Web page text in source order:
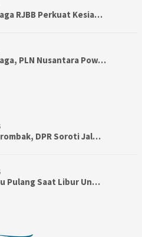
RJBB Perkuat Kesia…
PLN Nusantara Pow…
DPR Soroti Jal…
Pulang Saat Libur Un…